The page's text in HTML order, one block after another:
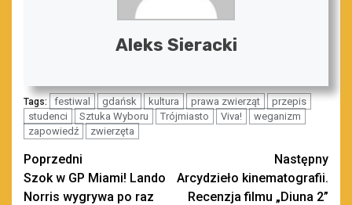
Aleks Sieracki
Tags: festiwal gdańsk kultura prawa zwierząt
przepis
studenci
Sztuka Wyboru Trójmiasto Viva!
weganizm
zapowiedź
zwierzęta
Zobacz
wpisy
Poprzedni
Szok w GP Miami! Lando
Norris wygrywa po raz
Następny
Arcydzieło kinematografii.
Recenzja filmu „Diuna 2”